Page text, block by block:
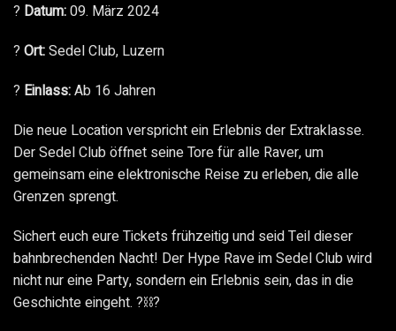
? Datum:09. März 2024
? Ort:Sedel Club, Luzern
? Einlass:Ab 16 Jahren
Die neue Location verspricht ein Erlebnis der Extraklasse.
Der Sedel Club öffnet seine Tore für alle Raver, um
gemeinsam eine elektronische Reise zu erleben, die alle
Grenzen sprengt.
Sichert euch eure Tickets frühzeitig und seid Teil dieser
bahnbrechenden Nacht! Der Hype Rave im Sedel Club wird
nicht nur eine Party, sondern ein Erlebnis sein, das in die
Geschichte eingeht. ?⛓️?